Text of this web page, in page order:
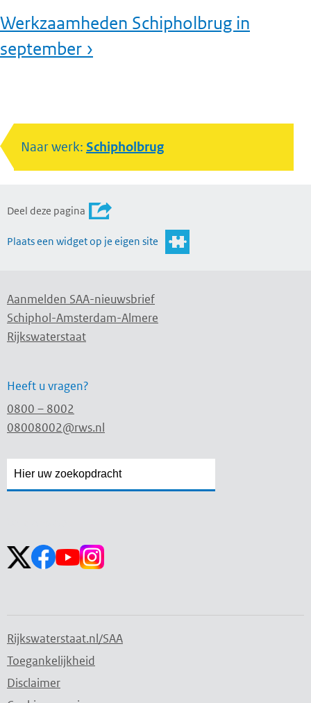
Werkzaamheden Schipholbrug in
september ›
Naar werk: Schipholbrug
Deel deze pagina
Plaats een widget op je eigen site
Aanmelden SAA-nieuwsbrief
Schiphol-Amsterdam-Almere
Rijkswaterstaat
Heeft u vragen?
0800 – 8002
08008002@rws.nl
Rijkswaterstaat.nl/SAA
Toegankelijkheid
Disclaimer